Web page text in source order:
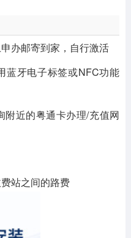
办邮寄到家，自行激活
蓝牙电子标签或NFC功能
附近的粤通卡办理/充值网
站之间的路费